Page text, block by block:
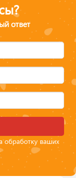
ответ
обработку ваших